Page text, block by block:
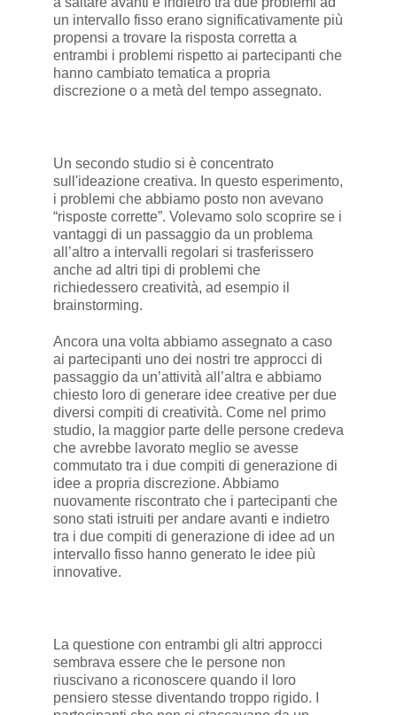
un intervallo fisso erano significativamente più
propensi a trovare la risposta corretta a
entrambi i problemi rispetto ai partecipanti che
hanno cambiato tematica a propria
discrezione o a metà del tempo assegnato.
Un secondo studio si è concentrato
sull'ideazione creativa. In questo esperimento,
i problemi che abbiamo posto non avevano
“risposte corrette”. Volevamo solo scoprire se i
vantaggi di un passaggio da un problema
all’altro a intervalli regolari si trasferissero
anche ad altri tipi di problemi che
richiedessero creatività, ad esempio il
brainstorming.
Ancora una volta abbiamo assegnato a caso
ai partecipanti uno dei nostri tre approcci di
passaggio da un’attività all’altra e abbiamo
chiesto loro di generare idee creative per due
diversi compiti di creatività. Come nel primo
studio, la maggior parte delle persone credeva
che avrebbe lavorato meglio se avesse
commutato tra i due compiti di generazione di
idee a propria discrezione. Abbiamo
nuovamente riscontrato che i partecipanti che
sono stati istruiti per andare avanti e indietro
tra i due compiti di generazione di idee ad un
intervallo fisso hanno generato le idee più
innovative.
La questione con entrambi gli altri approcci
sembrava essere che le persone non
riuscivano a riconoscere quando il loro
pensiero stesse diventando troppo rigido. I